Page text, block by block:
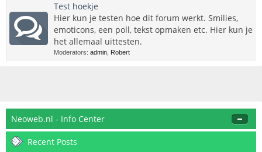
Test hoekje
Hier kun je testen hoe dit forum werkt. Smilies,
emoticons, een poll, tekst opmaken etc. Hier kun je
het allemaal uittesten.
Moderators: admin Robert
Neoweb.nl - Info Center
Recent Posts